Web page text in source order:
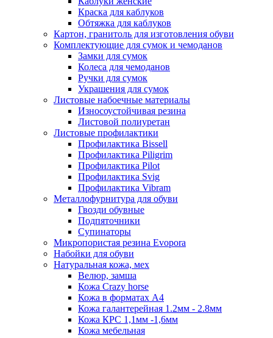
Краска для каблуков
Обтяжка для каблуков
Картон, гранитоль для изготовления обуви
Комплектующие для сумок и чемоданов
Замки для сумок
Колеса для чемоданов
Ручки для сумок
Украшения для сумок
Листовые набоечные материалы
Износоустойчивая резина
Листовой полиуретан
Листовые профилактики
Профилактика Bissell
Профилактика Piligrim
Профилактика Pilot
Профилактика Svig
Профилактика Vibram
Металлофурнитура для обуви
Гвозди обувные
Подпяточники
Супинаторы
Микропористая резина Evopora
Набойки для обуви
Натуральная кожа, мех
Велюр, замша
Кожа Crazy horse
Кожа в форматах А4
Кожа галантерейная 1.2мм - 2.8мм
Кожа КРС 1,1мм -1,6мм
Кожа мебельная